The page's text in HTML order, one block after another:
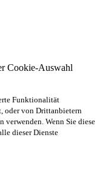
Cookie-Auswahl
Funktionalität
oder von Drittanbietern
verwenden. Wenn Sie diese
dieser Dienste